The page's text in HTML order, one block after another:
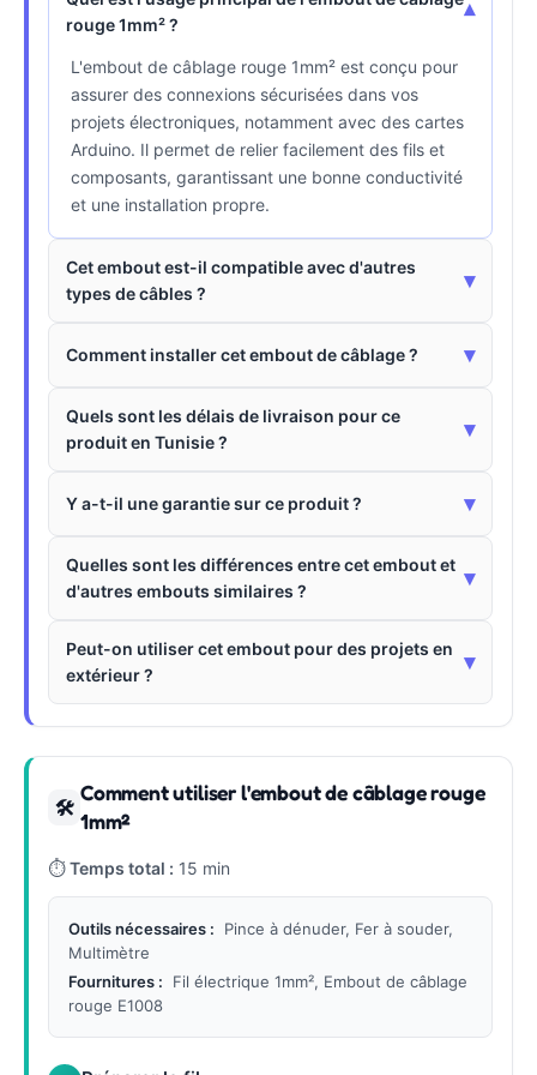
rouge 1mm² ?
▾
L'embout de câblage rouge 1mm² est conçu pour
assurer des connexions sécurisées dans vos
projets électroniques, notamment avec des cartes
Arduino. Il permet de relier facilement des fils et
composants, garantissant une bonne conductivité
et une installation propre.
Cet embout est-il compatible avec d'autres
types de câbles ?
▾
Comment installer cet embout de câblage ? ▾
Quels sont les délais de livraison pour ce
produit en Tunisie ?
▾
Y a-t-il une garantie sur ce produit ? ▾
Quelles sont les différences entre cet embout et
d'autres embouts similaires ?
▾
Peut-on utiliser cet embout pour des projets en
extérieur ?
▾
🛠
Comment utiliser l'embout de câblage rouge
1mm²
⏱Temps total : 15 min
Outils nécessaires :
Pince à dénuder, Fer à souder,
Multimètre
Fournitures :
Fil électrique 1mm², Embout de câblage
rouge E1008